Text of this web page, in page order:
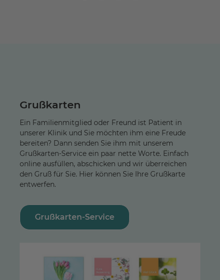
Grußkarten
Ein Familienmitglied oder Freund ist Patient in
unserer Klinik und Sie möchten ihm eine Freude
bereiten? Dann senden Sie ihm mit unserem
Grußkarten-Service ein paar nette Worte. Einfach
online ausfüllen, abschicken und wir überreichen
den Gruß für Sie. Hier können Sie Ihre Grußkarte
entwerfen.
Grußkarten-Service